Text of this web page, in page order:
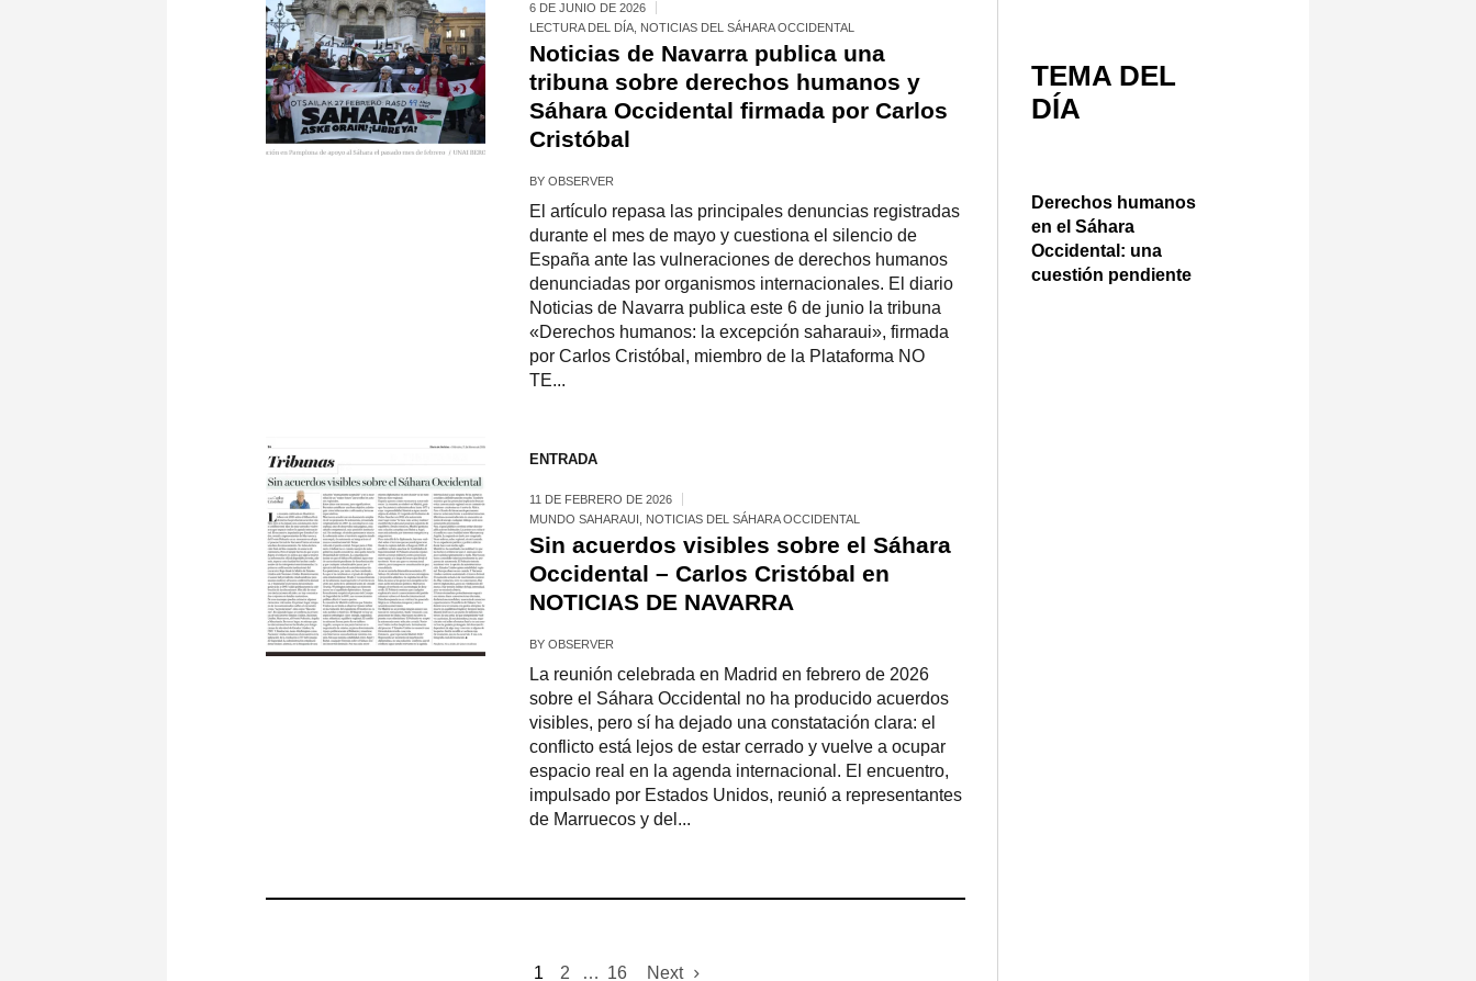
6 DE JUNIO DE 2026
LECTURA DEL DÍA, NOTICIAS DEL SÁHARA OCCIDENTAL
Noticias de Navarra publica una
tribuna sobre derechos humanos y
Sáhara Occidental firmada por Carlos
Cristóbal
BY OBSERVER
El artículo repasa las principales denuncias registradas
durante el mes de mayo y cuestiona el silencio de
España ante las vulneraciones de derechos humanos
denunciadas por organismos internacionales. El diario
Noticias de Navarra publica este 6 de junio la tribuna
«Derechos humanos: la excepción saharaui», firmada
por Carlos Cristóbal, miembro de la Plataforma NO
TE...
ENTRADA
11 DE FEBRERO DE 2026
MUNDO SAHARAUI
NOTICIAS DEL SÁHARA OCCIDENTAL
Sin acuerdos visibles sobre el Sáhara
Occidental – Carlos Cristóbal en
NOTICIAS DE NAVARRA
BY OBSERVER
La reunión celebrada en Madrid en febrero de 2026
sobre el Sáhara Occidental no ha producido acuerdos
visibles, pero sí ha dejado una constatación clara: el
conflicto está lejos de estar cerrado y vuelve a ocupar
espacio real en la agenda internacional. El encuentro,
impulsado por Estados Unidos, reunió a representantes
de Marruecos y del...
1 2 … 16 Next
TEMA DEL
DÍA
Derechos humanos
en el Sáhara
Occidental: una
cuestión pendiente